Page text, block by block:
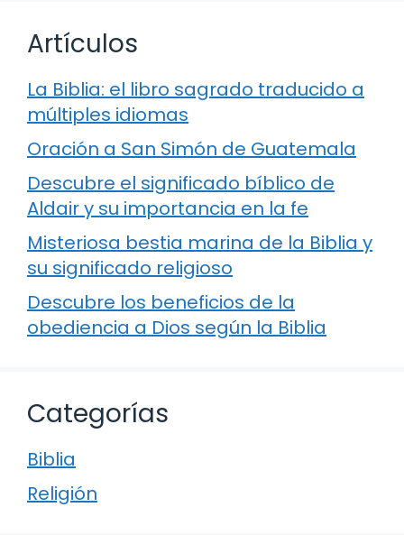
Artículos
La Biblia: el libro sagrado traducido a
múltiples idiomas
Oración a San Simón de Guatemala
Descubre el significado bíblico de
Aldair y su importancia en la fe
Misteriosa bestia marina de la Biblia y
su significado religioso
Descubre los beneficios de la
obediencia a Dios según la Biblia
Categorías
Biblia
Religión